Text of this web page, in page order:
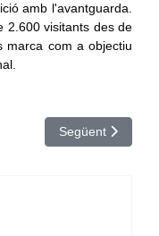
amb l'avantguarda.
2.600 visitants des de
marca com a objectiu
coll de Lilla de l'A-27
Article següent:
Següent